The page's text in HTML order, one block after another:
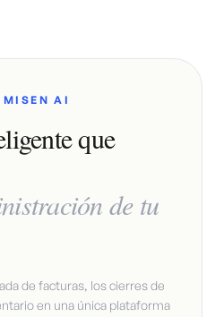
MISEN AI
que
de tu
de facturas, los cierres de
en una única plataforma